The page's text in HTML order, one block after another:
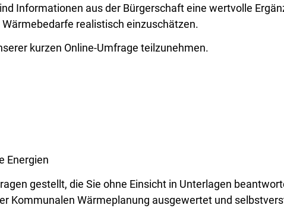
Informationen aus der Bürgerschaft eine wertvolle
realistisch einzuschätzen.
kurzen Online-Umfrage teilzunehmen.
Energien
gestellt, die Sie ohne Einsicht in Unterlagen
Kommunalen Wärmeplanung ausgewertet und